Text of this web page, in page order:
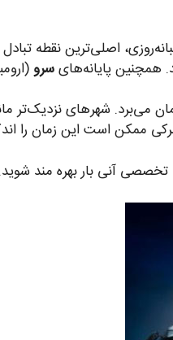
اصلی‌ترین نقطه
همچنین پایانه‌هایسرو
ممکن است این زمان را
تخصصی آنی بار بهره مند شوید.